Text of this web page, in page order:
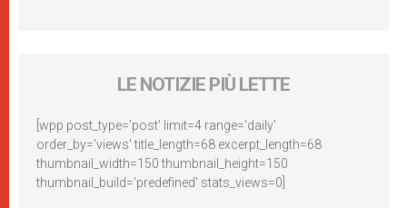
LE NOTIZIE PIÙ LETTE
[wpp post_type='post' limit=4 range='daily'
order_by='views' title_length=68 excerpt_length=68
thumbnail_width=150 thumbnail_height=150
thumbnail_build='predefined' stats_views=0]